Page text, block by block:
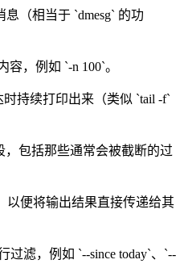
（相当于 `dmesg` 的功
容，例如 `-n 100`。
持续打印出来（类似 `tail -f`
，包括那些通常会被截断的过
以便将输出结果直接传递给其
过滤，例如 `--since today`、`--